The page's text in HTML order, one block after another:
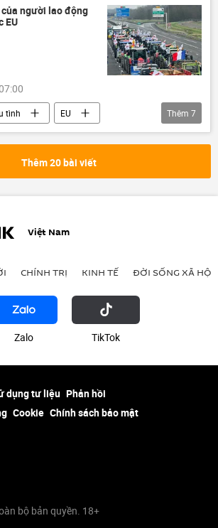
xe tăng
người lao động
EU
tình
EU
Tây Ban Nha
nông nghiệp
Thêm 7
Thêm 20 bài viết
Việt Nam
CHÍNH TRỊ KINH TẾ ĐỜI SỐNG XÃ HỘI
Zalo ТikТоk
dụng tư liệu Phản hồi
Cookie Chính sách bảo mật
bộ bản quyền. 18+